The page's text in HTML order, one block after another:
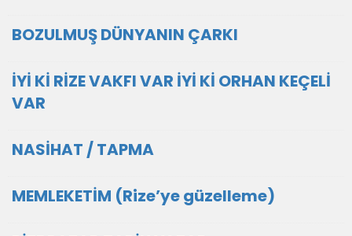
BOZULMUŞ DÜNYANIN ÇARKI
İYİ Kİ RİZE VAKFI VAR İYİ Kİ ORHAN KEÇELİ
VAR
NASİHAT / TAPMA
MEMLEKETİM (Rize’ye güzelleme)